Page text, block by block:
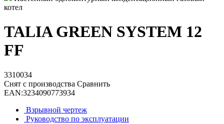
котел
TALIA GREEN SYSTEM 12
FF
3310034
Снят с производства Сравнить
EAN:3234090773934
Взрывной чертеж
Руководство по эксплуатации